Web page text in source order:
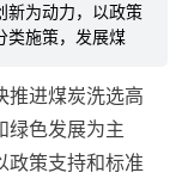
新为动力，以政策
类施策，发展煤
推进煤炭洗选高
绿色发展为主
政策支持和标准